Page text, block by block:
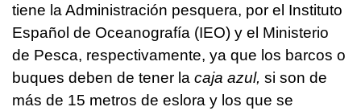
tiene la Administración pesquera, por el Instituto
Español de Oceanografía (IEO) y el Ministerio
de Pesca, respectivamente, ya que los barcos o
buques deben de tener la caja azul, si son de
más de 15 metros de eslora y los que se